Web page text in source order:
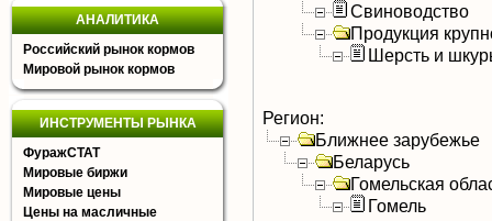
АНАЛИТИКА
Российский рынок кормов
Мировой рынок кормов
ИНСТРУМЕНТЫ РЫНКА
ФуражСТАТ
Мировые биржи
Мировые цены
Цены на масличные
Свиноводство
Продукция
Шерсть и
Регион:
Ближнее зарубежье
Беларусь
Гомельская
Гомель